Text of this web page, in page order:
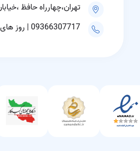
تهران،چهارراه حافظ ،خیابان حافظ، پلاک ۲۰۰
09366307717 | روز های کاری ۹ الی ۱۸ و پنجشنبه ها ۹ الی ۱۵